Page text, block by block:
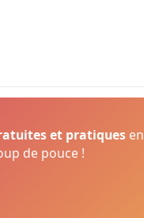
et pratiques en
de pouce !